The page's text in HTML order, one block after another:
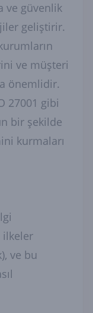
ve güvenlik
geliştirir.
ve müşteri
önemlidir.
27001 gibi
bir şekilde
kurmaları
ilkeler
ve bu